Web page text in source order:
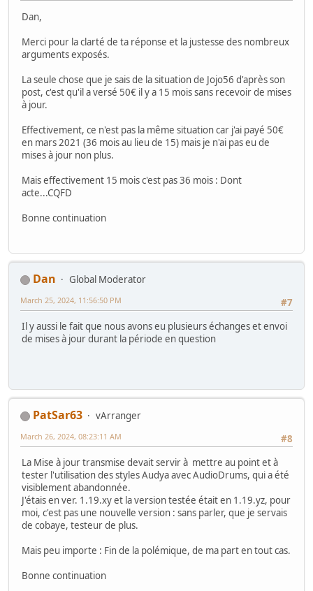
Dan,
Merci pour la clarté de ta réponse et la justesse des nombreux
arguments exposés.
La seule chose que je sais de la situation de Jojo56 d'après son
post, c'est qu'il a versé 50€ il y a 15 mois sans recevoir de mises
à jour.
Effectivement, ce n'est pas la même situation car j'ai payé 50€
en mars 2021 (36 mois au lieu de 15) mais je n'ai pas eu de
mises à jour non plus.
Mais effectivement 15 mois c'est pas 36 mois : Dont
acte...CQFD
Bonne continuation
Dan
Global Moderator
#7
March 25, 2024, 11:56:50 PM
Il y aussi le fait que nous avons eu plusieurs échanges et envoi
de mises à jour durant la période en question
PatSar63
vArranger
#8
March 26, 2024, 08:23:11 AM
La Mise à jour transmise devait servir à mettre au point et à
tester l'utilisation des styles Audya avec AudioDrums, qui a été
visiblement abandonnée.
J'étais en ver. 1.19.xy et la version testée était en 1.19.yz, pour
moi, c'est pas une nouvelle version : sans parler, que je servais
de cobaye, testeur de plus.
Mais peu importe : Fin de la polémique, de ma part en tout cas.
Bonne continuation